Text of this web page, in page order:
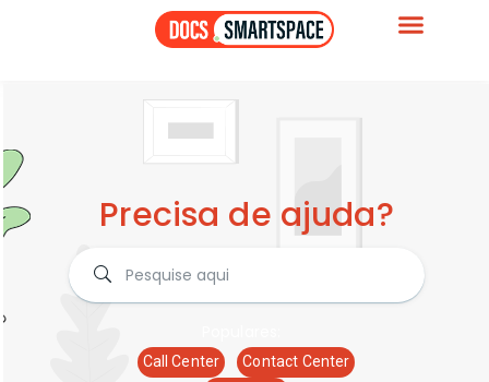
Precisa de ajuda?
Call Center
Contact Center